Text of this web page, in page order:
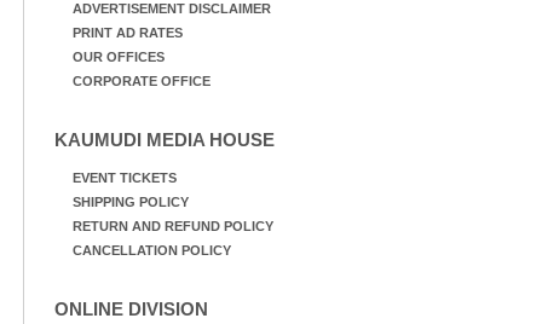
ADVERTISEMENT DISCLAIMER
PRINT AD RATES
OUR OFFICES
CORPORATE OFFICE
KAUMUDI MEDIA HOUSE
EVENT TICKETS
SHIPPING POLICY
RETURN AND REFUND POLICY
CANCELLATION POLICY
ONLINE DIVISION